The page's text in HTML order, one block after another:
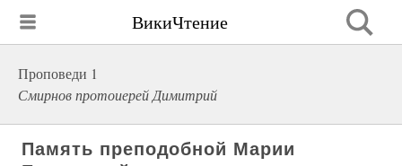
ВикиЧтение
Проповеди 1
Смирнов протоиерей Димитрий
Память преподобной Марии